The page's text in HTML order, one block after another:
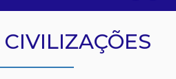
CIVILIZAÇÕES